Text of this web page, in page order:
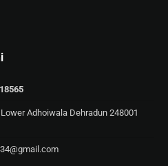
Adhoiwala Dehradun 248001